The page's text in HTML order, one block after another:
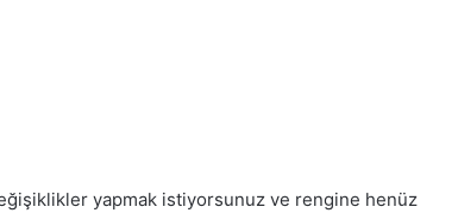
yapmak istiyorsunuz ve rengine henüz